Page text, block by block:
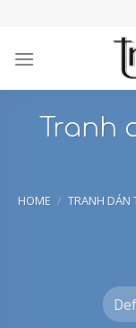
content
Tranh
HOME / TRANH DÁN